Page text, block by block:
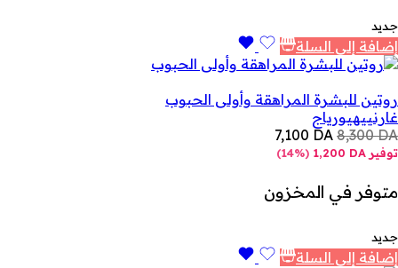
جديد
إضافة إلى السلة
روتين للبشرة المراهقة وأولى الحبوب
غارنييهيورياج
8,300DA
7,100 DA
توفير 1,200 DA
(
14%
)
متوفر في المخزون
جديد
إضافة إلى السلة